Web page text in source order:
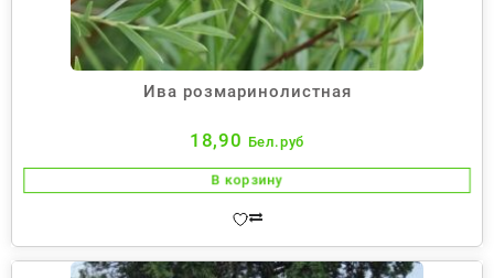
Ива розмаринолистная
18,90 Бел.руб
В корзину